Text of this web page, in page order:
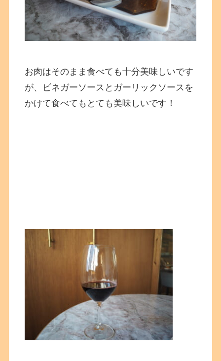
お肉はそのまま食べても十分美味しいです
が、ビネガーソースとガーリックソースを
かけて食べてもとても美味しいです！